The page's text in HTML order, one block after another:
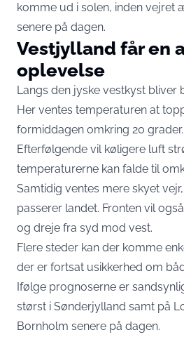
komme ud i solen, inden vejret
senere på dagen.
Vestjylland får en
oplevelse
Langs den jyske vestkyst bliver
Her ventes temperaturen at
formiddagen omkring 20 grader.
Efterfølgende vil køligere luft
temperaturerne kan falde til
Samtidig ventes mere skyet
passerer landet. Fronten vil
og dreje fra syd mod vest.
Flere steder kan der komme
der er fortsat usikkerhed om
Ifølge prognoserne er
størst i Sønderjylland samt på
Bornholm senere på dagen.